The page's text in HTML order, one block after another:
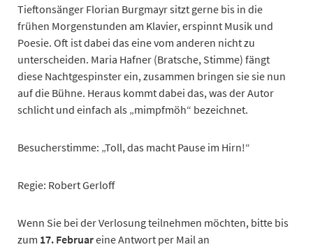
Tieftonsänger Florian Burgmayr sitzt gerne bis in die
frühen Morgenstunden am Klavier, erspinnt Musik und
Poesie. Oft ist dabei das eine vom anderen nicht zu
unterscheiden. Maria Hafner (Bratsche, Stimme) fängt
diese Nachtgespinster ein, zusammen bringen sie sie nun
auf die Bühne. Heraus kommt dabei das, was der Autor
schlicht und einfach als „mimpfmöh“ bezeichnet.
Besucherstimme: „Toll, das macht Pause im Hirn!“
Regie: Robert Gerloff
Wenn Sie bei der Verlosung teilnehmen möchten, bitte bis
zum 17. Februareine Antwort per Mail an